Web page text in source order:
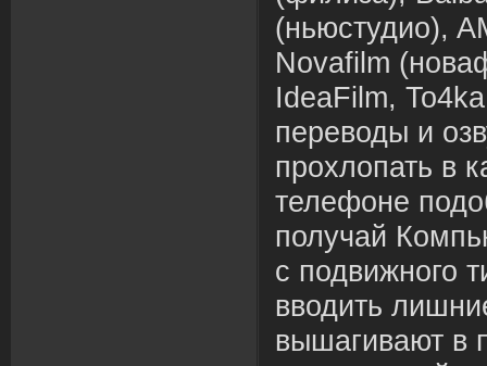
(ньюстудио),
Novafilm
IdeaFilm,
переводы и
прохлопать в
телефоне
получай
с подвижного
вводить
вышагивают в